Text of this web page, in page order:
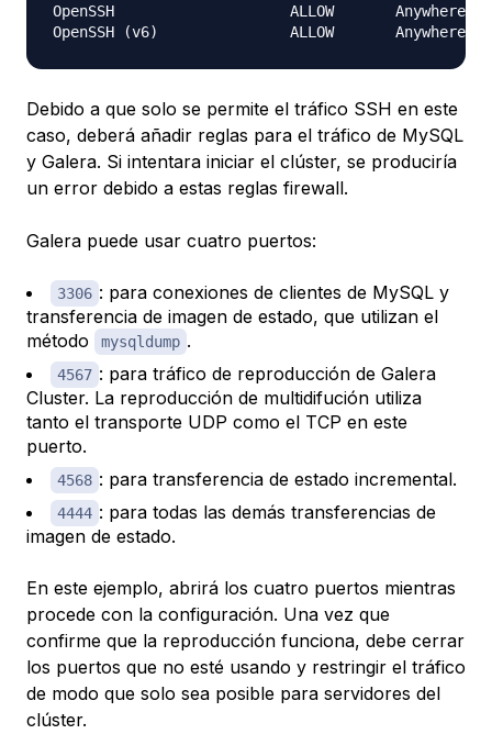
OpenSSH                    ALLOW       Anywhere
Debido a que solo se permite el tráfico SSH en este
caso, deberá añadir reglas para el tráfico de MySQL
y Galera. Si intentara iniciar el clúster, se produciría
un error debido a estas reglas firewall.
Galera puede usar cuatro puertos:
3306 : para conexiones de clientes de MySQL y
transferencia de imagen de estado, que utilizan el
método
mysqldump .
4567 : para tráfico de reproducción de Galera
Cluster. La reproducción de multidifución utiliza
tanto el transporte UDP como el TCP en este
puerto.
4568 : para transferencia de estado incremental.
4444 : para todas las demás transferencias de
imagen de estado.
En este ejemplo, abrirá los cuatro puertos mientras
procede con la configuración. Una vez que
confirme que la reproducción funciona, debe cerrar
los puertos que no esté usando y restringir el tráfico
de modo que solo sea posible para servidores del
clúster.